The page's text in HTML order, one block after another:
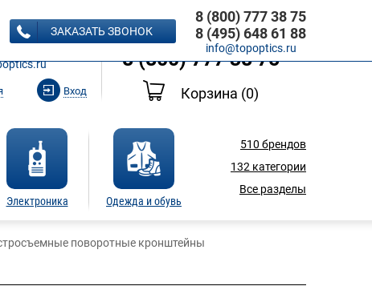
ЗВОНОК
Вход
8 (495) 648 61 88
8 (800) 777 38 75
Корзина (0)
Электроника Одежда и обувь
510 брендов
132 категории
Все разделы
ЗАКАЗАТЬ ЗВОНОК
8 (800) 777 38 75
8 (495) 648 61 88
info@topoptics.ru
поворотные кронштейны